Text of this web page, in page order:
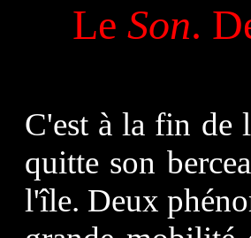
Le Son.
C'est à la fin de
quitte son
l'île. Deux